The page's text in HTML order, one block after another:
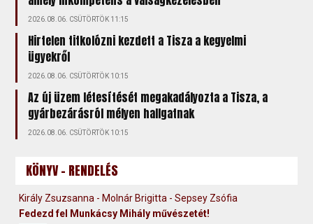
2026.08.06. CSÜTÖRTÖK 11:15
Hirtelen titkolózni kezdett a Tisza a kegyelmi
ügyekről
2026.08.06. CSÜTÖRTÖK 10:15
Az új üzem létesítését megakadályozta a Tisza, a
gyárbezárásról mélyen hallgatnak
2026.08.06. CSÜTÖRTÖK 10:15
KÖNYV - RENDELÉS
Király Zsuzsanna - Molnár Brigitta - Sepsey Zsófia
Fedezd fel Munkácsy Mihály művészetét!